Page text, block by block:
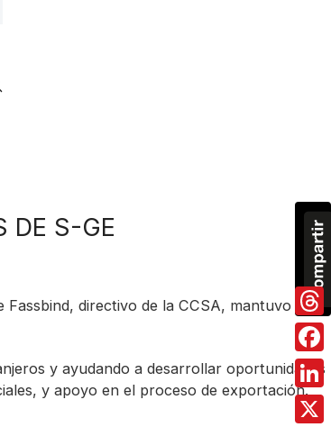
DE S-GE
directivo de la CCSA, mantuvo
y ayudando a desarrollar oportunidades
y apoyo en el proceso de exportación.